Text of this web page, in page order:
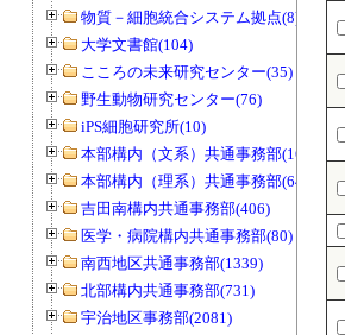
物質－細胞統合システム拠点(8)
大学文書館(104)
こころの未来研究センター(35)
野生動物研究センター(76)
iPS細胞研究所(10)
本部構内（文系）共通事務部(165)
本部構内（理系）共通事務部(646)
吉田南構内共通事務部(406)
医学・病院構内共通事務部(80)
南西地区共通事務部(1339)
北部構内共通事務部(731)
宇治地区事務部(2081)